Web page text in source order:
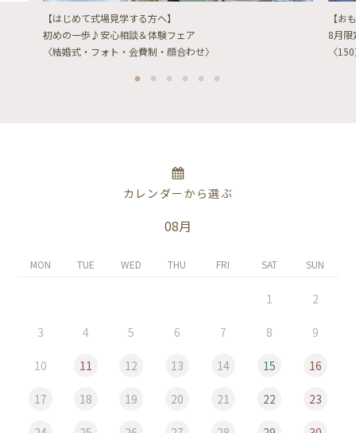
【はじめて式場見学する方へ】
初めの一歩♪安心相談＆体験フェア
〈結婚式・フォト・会費制・顔合わせ〉
【お
8月限
〈
カレンダーから選ぶ
08月
MON TUE WED THU FRI SAT SUN
1 2
3 4 5 6 7 8 9
10 11 12 13 14 15 16
17 18 19 20 21 22 23